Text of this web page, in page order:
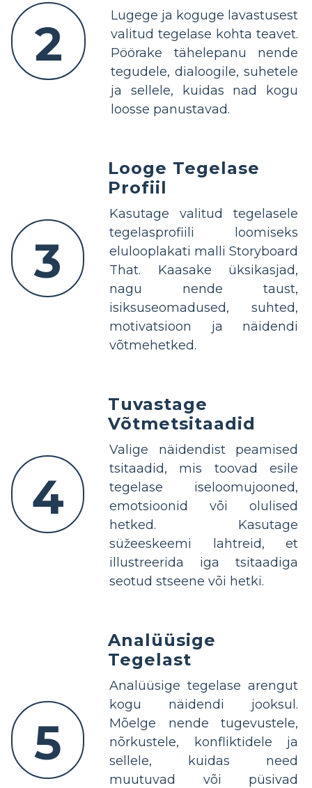
2
Lugege ja koguge lavastusest
valitud tegelase kohta teavet.
Pöörake tähelepanu nende
tegudele, dialoogile, suhetele
ja sellele, kuidas nad kogu
loosse panustavad.
3
Looge Tegelase
Profiil
Kasutage valitud tegelasele
tegelasprofiili loomiseks
elulooplakati malli Storyboard
That. Kaasake üksikasjad,
nagu nende taust,
isiksuseomadused, suhted,
motivatsioon ja näidendi
võtmehetked.
4
Tuvastage
Võtmetsitaadid
Valige näidendist peamised
tsitaadid, mis toovad esile
tegelase iseloomujooned,
emotsioonid või olulised
hetked. Kasutage
süžeeskeemi lahtreid, et
illustreerida iga tsitaadiga
seotud stseene või hetki.
5
Analüüsige
Tegelast
Analüüsige tegelase arengut
kogu näidendi jooksul.
Mõelge nende tugevustele,
nõrkustele, konfliktidele ja
sellele, kuidas need
muutuvad või püsivad